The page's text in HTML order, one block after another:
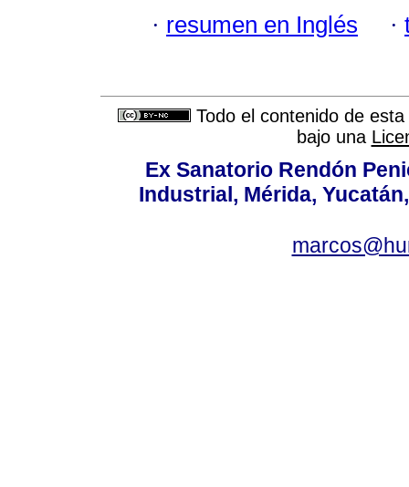
· resumen en Inglés ·
Todo el contenido de
bajo una
Ex Sanatorio Rendón
Industrial, Mérida,